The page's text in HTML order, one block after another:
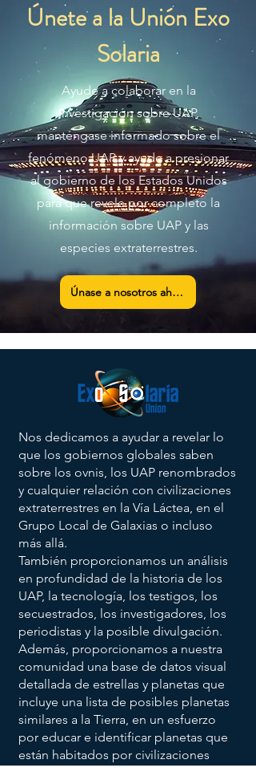
Únete a la Unión Exo
Solaria
Ayude a colaborar en la
investigación sobre UAP,
manténgase informado sobre el
fenómeno UAP y ayude a presionar
al gobierno de los Estados Unidos
para que revele por completo la
información sobre UAP y las
especies extraterrestres.
Únase a nosotros ahora
Nos dedicamos a ayudar a revelar lo
que los gobiernos globales saben
sobre los ovnis, los UAP renombrados
y cualquier relación con civilizaciones
extraterrestres en la Vía Láctea, en el
Grupo Local de Galaxias o incluso
más allá.
También proporcionamos un análisis
en profundidad de la historia de los
UAP, la tecnología, los testigos, los
secuestrados, los investigadores, los
periodistas y la posible divulgación.
Además, proporcionamos a nuestra
comunidad una base de datos visual
detallada de estrellas y planetas que
incluye una lista de posibles planetas
similares a la Tierra, en un esfuerzo
por educar e identificar planetas que
están habitados por civilizaciones